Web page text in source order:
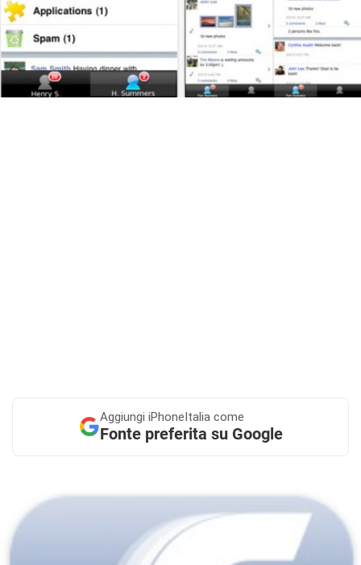
Aggiungi iPhoneItalia come
Fonte preferita su Google